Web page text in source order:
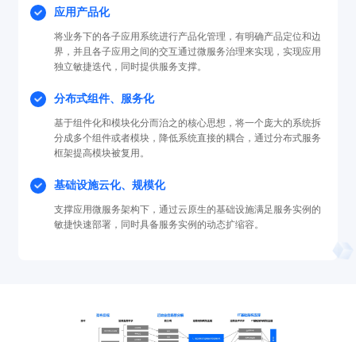
应用产品化
将业务下的各子应用系统进行产品化管理，有明确产品定位和边
界，并且各子应用之间的交互通过微服务治理来实现，实现应用
独立敏捷迭代，同时提供服务支撑。
分布式组件、服务化
基于组件化和模块化分而治之的核心思想，将一个庞大的系统拆
分成多个组件或者模块，降低系统直接的耦合，通过分布式服务
框架提高模块被复用。
基础设施云化、规模化
支撑应用微服务架构下，通过云原生的基础设施满足服务实例的
敏捷快速部署，同时具备服务实例的动态扩缩容。